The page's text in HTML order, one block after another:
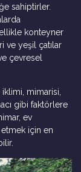
sahiptirler.
konteyner
ve yeşil çatılar
çevresel
iklimi, mimarisi,
gibi faktörlere
ev
etmek için en